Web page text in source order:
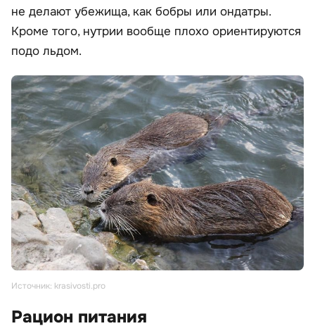
не делают убежища, как бобры или ондатры.
Кроме того, нутрии вообще плохо ориентируются
подо льдом.
Источник: krasivosti.pro
Рацион питания